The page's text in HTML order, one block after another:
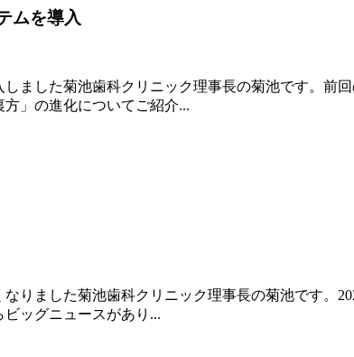
ムを導入
ました菊池歯科クリニック理事長の菊池です。前
」の進化についてご紹介...
りました菊池歯科クリニック理事長の菊池です。
ッグニュースがあり...